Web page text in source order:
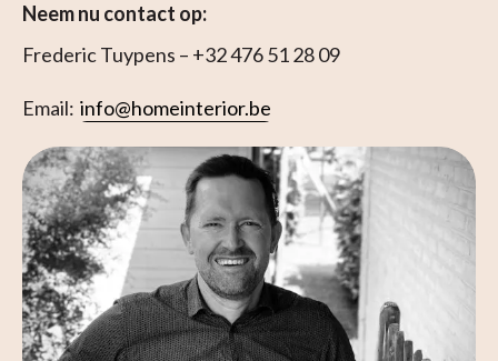
Neem nu contact op:
Frederic Tuypens – +32 476 51 28 09
Email: info@homeinterior.be